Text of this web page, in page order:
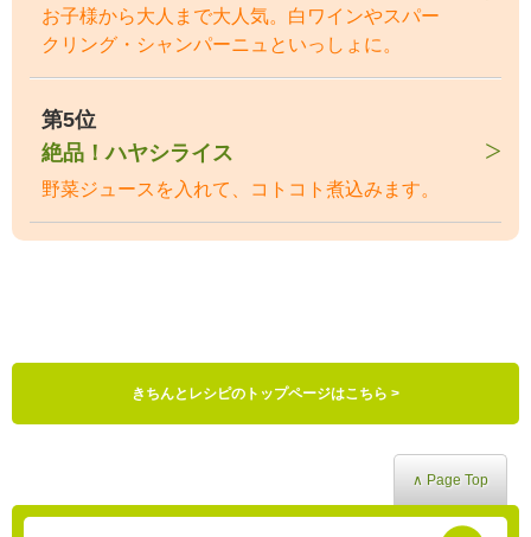
お子様から大人まで大人気。白ワインやスパー
クリング・シャンパーニュといっしょに。
第5位
絶品！ハヤシライス
野菜ジュースを入れて、コトコト煮込みます。
きちんとレシピのトップページはこちら >
∧ Page Top